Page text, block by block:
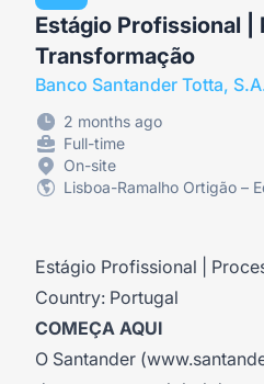
Estágio Profissional |
Transformação
Banco Santander Totta,
2 months ago
Full-time
On-site
Lisboa-Ramalho Ortigão –
Estágio Profissional |
Country: Portugal
COMEÇA AQUI
O Santander (